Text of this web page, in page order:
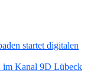
startet digitalen
Kanal 9D Lübeck